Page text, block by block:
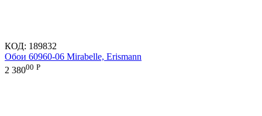
КОД: 189832
Обои 60960-06 Mirabelle, Erismann
2 38000 Р